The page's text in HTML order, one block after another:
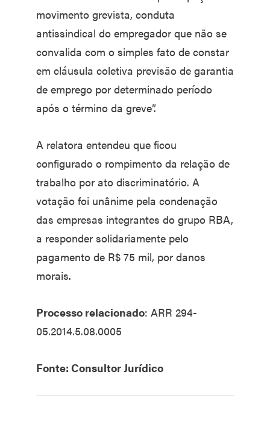
movimento grevista, conduta
antissindical do empregador que não se
convalida com o simples fato de constar
em cláusula coletiva previsão de garantia
de emprego por determinado período
após o término da greve”.
A relatora entendeu que ficou
configurado o rompimento da relação de
trabalho por ato discriminatório. A
votação foi unânime pela condenação
das empresas integrantes do grupo RBA,
a responder solidariamente pelo
pagamento de R$ 75 mil, por danos
morais.
Processo relacionado: ARR 294-
05.2014.5.08.0005
Fonte: Consultor Jurídico